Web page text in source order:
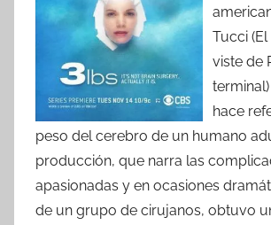
Tucci
viste de
hace
peso del cerebro de un humano
producción, que narra las
apasionadas y en ocasiones
de un grupo de cirujanos, obtuvo